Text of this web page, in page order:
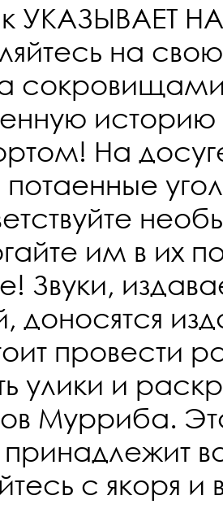
УКАЗЫВАЕТ
на
На
им в их
Звуки,
доносятся
провести
улики и
Мурриба.
с якоря и